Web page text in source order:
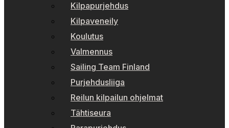
Kilpapurjehdus
Kilpaveneily
Koulutus
Valmennus
Sailing Team Finland
Purjehdusliiga
Reilun kilpailun ohjelmat
Tähtiseura